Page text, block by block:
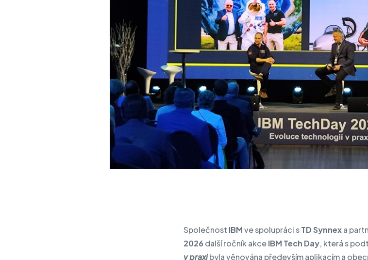
Produkty Lenovo PC
Audit IT a kybernetické
Elektrorevize datových center
Stěhování datových center
Společnost IBMve spolupráci sTD Synnexa
2026 další ročník akceIBM Tech Day, která s
v praxibyla věnována především aplikacím a